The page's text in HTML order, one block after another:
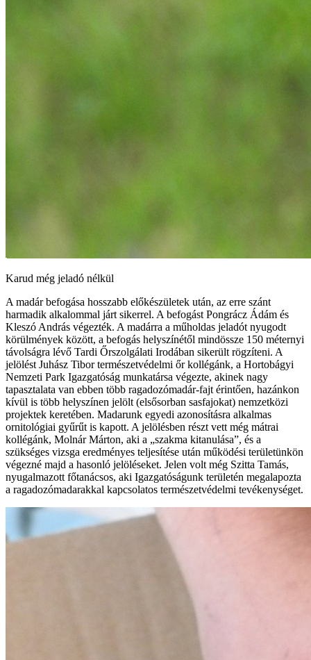
Karud még jeladó nélkül
A madár befogása hosszabb előkészületek után, az erre szánt
harmadik alkalommal járt sikerrel. A befogást Pongrácz Ádám és
Kleszó András végezték. A madárra a műholdas jeladót nyugodt
körülmények között, a befogás helyszínétől mindössze 150 méternyi
távolságra lévő Tardi Őrszolgálati Irodában sikerült rögzíteni. A
jelölést Juhász Tibor természetvédelmi őr kollégánk, a Hortobágyi
Nemzeti Park Igazgatóság munkatársa végezte, akinek nagy
tapasztalata van ebben több ragadozómadár-fajt érintően, hazánkon
kívül is több helyszínen jelölt (elsősorban sasfajokat) nemzetközi
projektek keretében. Madarunk egyedi azonosításra alkalmas
ornitológiai gyűrűt is kapott. A jelölésben részt vett még mátrai
kollégánk, Molnár Márton, aki a „szakma kitanulása”, és a
szükséges vizsga eredményes teljesítése után működési területünkön
végezné majd a hasonló jelöléseket. Jelen volt még Szitta Tamás,
nyugalmazott főtanácsos, aki Igazgatóságunk területén megalapozta
a ragadozómadarakkal kapcsolatos természetvédelmi tevékenységet.